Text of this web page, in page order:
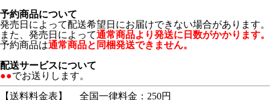
予約商品について
発売日によって配送希望日にお届けできない場合があります。
また、発売日によって通常商品より発送に日数がかかります。
予約商品は通常商品と同梱発送できません。
配送サービスについて
●●でお送りします。
【送料料金表】
全国一律料金：250円